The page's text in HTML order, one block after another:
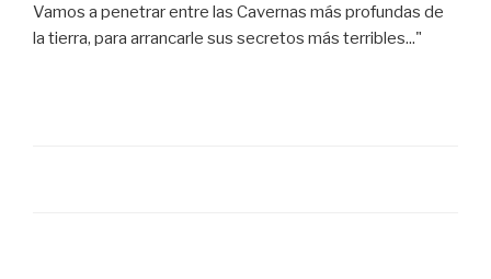
Vamos a penetrar entre las Cavernas más profundas de
la tierra, para arrancarle sus secretos más terribles..."